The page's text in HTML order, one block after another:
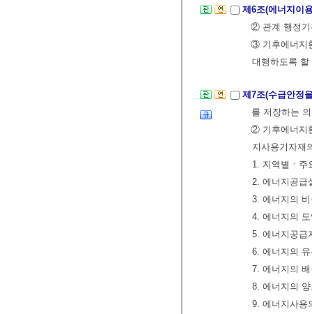
제6조(에너지이
② 관계 행정기
③ 기후에너지
대행하도록
제7조(수급안정
를 저장하는
② 기후에너지
지사용기자재
1. 지역별ㆍ주
2. 에너지공급
3. 에너지의
4. 에너지의
5. 에너지공급
6. 에너지의
7. 에너지의
8. 에너지의
9. 에너지사용